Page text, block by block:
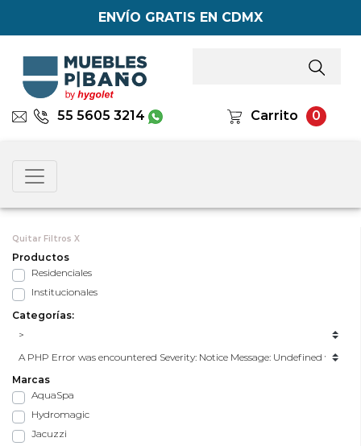
ENVÍO GRATIS EN CDMX
55 5605 3214 Carrito 0
Quitar Filtros X
Productos
Residenciales
Institucionales
Categorías:
Marcas
AquaSpa
Hydromagic
Jacuzzi